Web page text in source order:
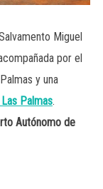
Miguel
por el
y una
Palmas.
Autónomo de